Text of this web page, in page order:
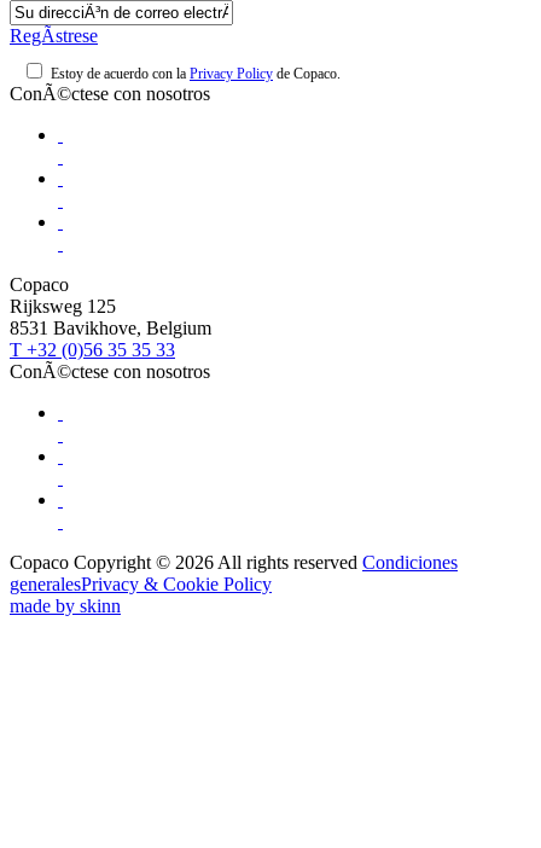
RegÃ­strese
Estoy de acuerdo con la Privacy Policy de Copaco.
ConÃ©ctese con nosotros
Copaco
Rijksweg 125
8531 Bavikhove, Belgium
T +32 (0)56 35 35 33
ConÃ©ctese con nosotros
Copaco Copyright © 2026 All rights reserved Condiciones
generalesPrivacy & Cookie Policy
made by skinn